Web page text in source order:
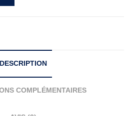
DESCRIPTION
COMPLÉMENTAIRES